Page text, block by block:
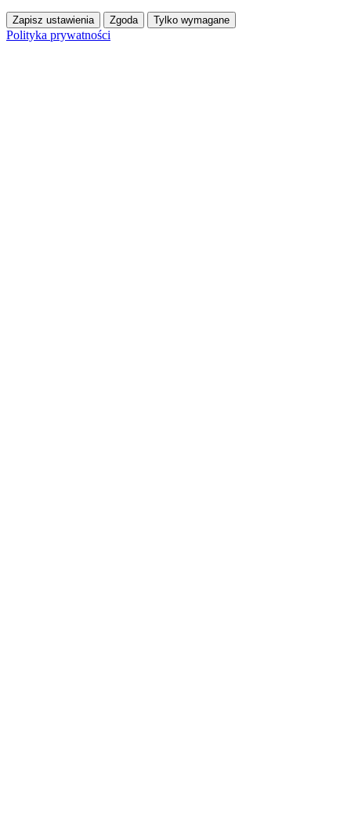
Zapisz ustawienia Zgoda Tylko wymagane
Polityka prywatności